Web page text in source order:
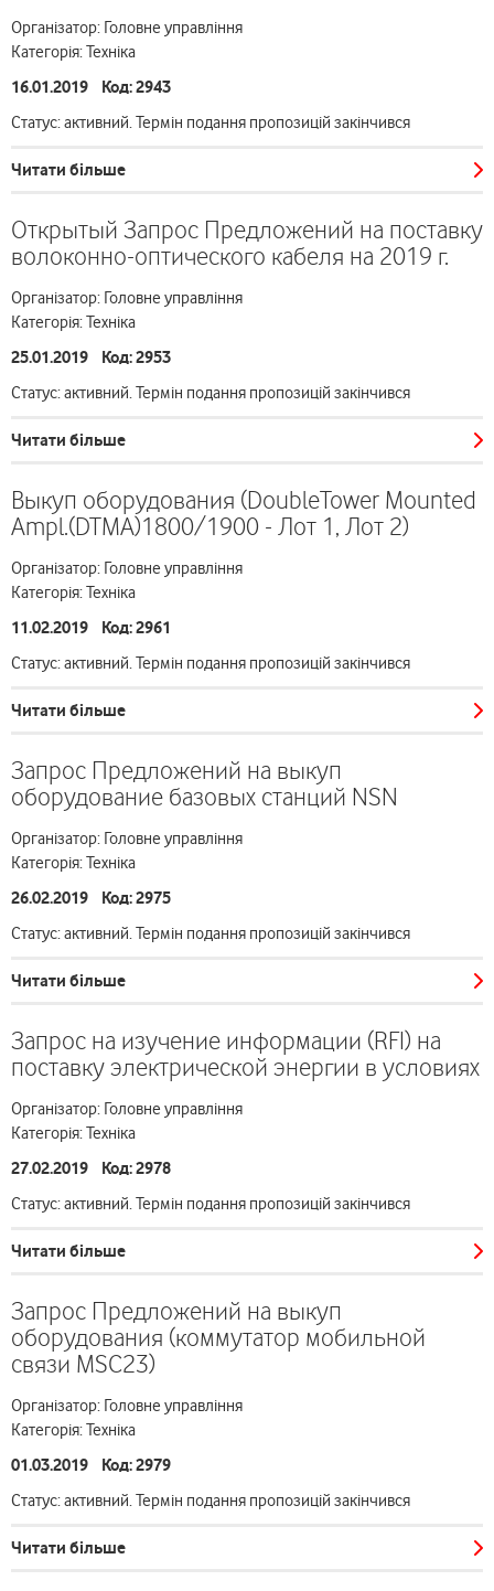
Організатор: Головне управління
Категорія: Техніка
16.01.2019 Код: 2943
Статус: активний. Термін подання пропозицій закінчився
Читати більше
Открытый Запрос Предложений на поставку
волоконно-оптического кабеля на 2019 г.
Організатор: Головне управління
Категорія: Техніка
25.01.2019 Код: 2953
Статус: активний. Термін подання пропозицій закінчився
Читати більше
Выкуп оборудования (DoubleTower Mounted
Ampl.(DTMA)1800/1900 - Лот 1, Лот 2)
Організатор: Головне управління
Категорія: Техніка
11.02.2019 Код: 2961
Статус: активний. Термін подання пропозицій закінчився
Читати більше
Запрос Предложений на выкуп
оборудование базовых станций NSN
Організатор: Головне управління
Категорія: Техніка
26.02.2019 Код: 2975
Статус: активний. Термін подання пропозицій закінчився
Читати більше
Запрос на изучение информации (RFI) на
поставку электрической энергии в условиях
Організатор: Головне управління
Категорія: Техніка
27.02.2019 Код: 2978
Статус: активний. Термін подання пропозицій закінчився
Читати більше
Запрос Предложений на выкуп
оборудования (коммутатор мобильной
связи MSC23)
Організатор: Головне управління
Категорія: Техніка
01.03.2019 Код: 2979
Статус: активний. Термін подання пропозицій закінчився
Читати більше